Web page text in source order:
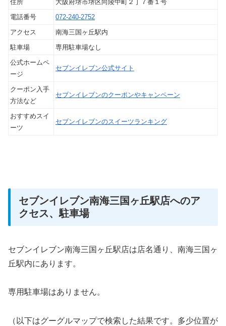
住所
大阪府堺市堺区向陵中町２丁７番１号
電話番号
072-240-2752
アクセス
南海三国ヶ丘駅内
駐車場
専用駐車場なし
公式ホームペ
ージ
セブンイレブン公式サイト
クーポン入手
方法など
セブンイレブンのクーポンやキャンペーン
おすすめスイ
ーツ
セブンイレブンのスイーツランキング
セブンイレブン南海三国ヶ丘駅店へのア
クセス、駐車場
セブンイレブン南海三国ヶ丘駅店は店名通り、南海三国ヶ
丘駅内にあります。
専用駐車場はありません。
（以下はグーグルマップで検索した結果です。多少位置が